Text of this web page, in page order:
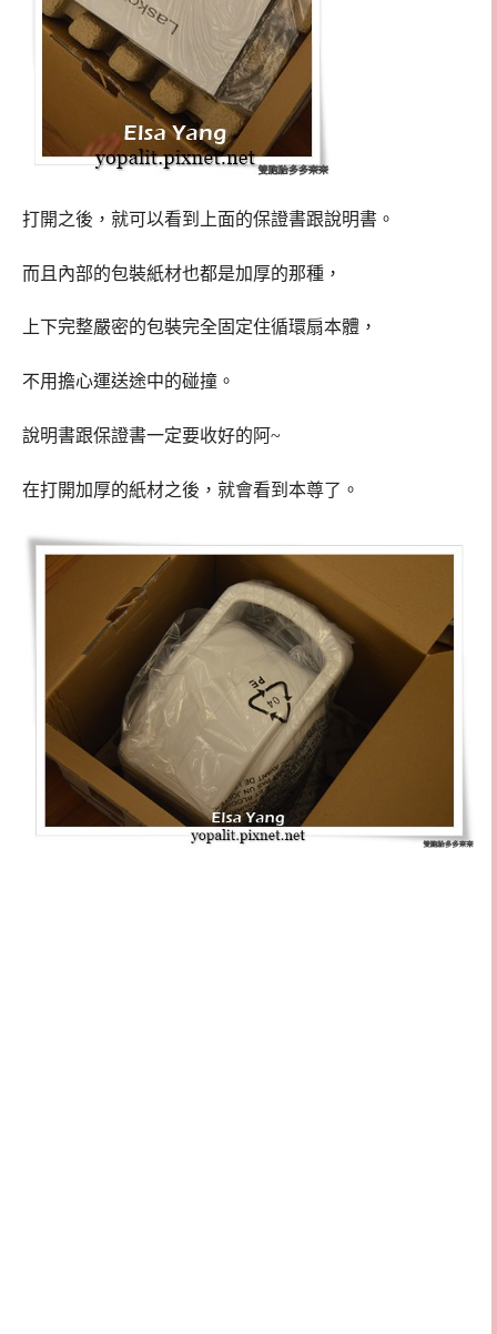
打開之後，就可以看到上面的保證書跟說明書。
而且內部的包裝紙材也都是加厚的那種，
上下完整嚴密的包裝完全固定住循環扇本體，
不用擔心運送途中的碰撞。
說明書跟保證書一定要收好的阿~
在打開加厚的紙材之後，就會看到本尊了。